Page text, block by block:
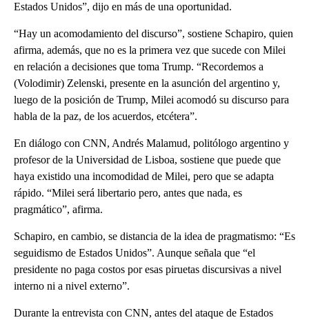
Estados Unidos”, dijo en más de una oportunidad.
“Hay un acomodamiento del discurso”, sostiene Schapiro, quien
afirma, además, que no es la primera vez que sucede con Milei
en relación a decisiones que toma Trump. “Recordemos a
(Volodimir) Zelenski, presente en la asunción del argentino y,
luego de la posición de Trump, Milei acomodó su discurso para
habla de la paz, de los acuerdos, etcétera”.
En diálogo con CNN, Andrés Malamud, politólogo argentino y
profesor de la Universidad de Lisboa, sostiene que puede que
haya existido una incomodidad de Milei, pero que se adapta
rápido. “Milei será libertario pero, antes que nada, es
pragmático”, afirma.
Schapiro, en cambio, se distancia de la idea de pragmatismo: “Es
seguidismo de Estados Unidos”. Aunque señala que “el
presidente no paga costos por esas piruetas discursivas a nivel
interno ni a nivel externo”.
Durante la entrevista con CNN, antes del ataque de Estados